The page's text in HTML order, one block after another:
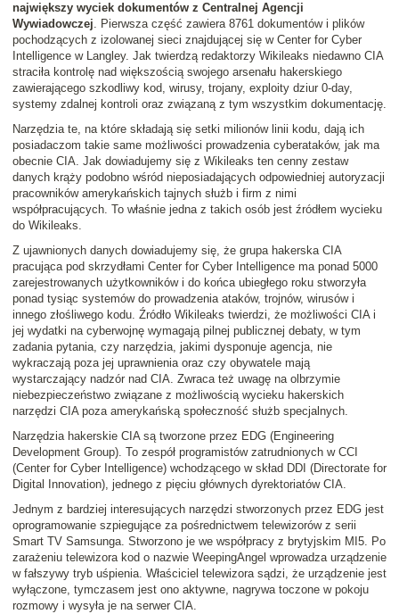
największy wyciek dokumentów z Centralnej Agencji
Wywiadowczej. Pierwsza część zawiera 8761 dokumentów i plików
pochodzących z izolowanej sieci znajdującej się w Center for Cyber
Intelligence w Langley. Jak twierdzą redaktorzy Wikileaks niedawno CIA
straciła kontrolę nad większością swojego arsenału hakerskiego
zawierającego szkodliwy kod, wirusy, trojany, exploity dziur 0-day,
systemy zdalnej kontroli oraz związaną z tym wszystkim dokumentację.
Narzędzia te, na które składają się setki milionów linii kodu, dają ich
posiadaczom takie same możliwości prowadzenia cyberataków, jak ma
obecnie CIA. Jak dowiadujemy się z Wikileaks ten cenny zestaw
danych krąży podobno wśród nieposiadających odpowiedniej autoryzacji
pracowników amerykańskich tajnych służb i firm z nimi
współpracujących. To właśnie jedna z takich osób jest źródłem wycieku
do Wikileaks.
Z ujawnionych danych dowiadujemy się, że grupa hakerska CIA
pracująca pod skrzydłami Center for Cyber Intelligence ma ponad 5000
zarejestrowanych użytkowników i do końca ubiegłego roku stworzyła
ponad tysiąc systemów do prowadzenia ataków, trojnów, wirusów i
innego złośliwego kodu. Źródło Wikileaks twierdzi, że możliwości CIA i
jej wydatki na cyberwojnę wymagają pilnej publicznej debaty, w tym
zadania pytania, czy narzędzia, jakimi dysponuje agencja, nie
wykraczają poza jej uprawnienia oraz czy obywatele mają
wystarczający nadzór nad CIA. Zwraca też uwagę na olbrzymie
niebezpieczeństwo związane z możliwością wycieku hakerskich
narzędzi CIA poza amerykańską społeczność służb specjalnych.
Narzędzia hakerskie CIA są tworzone przez EDG (Engineering
Development Group). To zespół programistów zatrudnionych w CCI
(Center for Cyber Intelligence) wchodzącego w skład DDI (Directorate for
Digital Innovation), jednego z pięciu głównych dyrektoriatów CIA.
Jednym z bardziej interesujących narzędzi stworzonych przez EDG jest
oprogramowanie szpiegujące za pośrednictwem telewizorów z serii
Smart TV Samsunga. Stworzono je we współpracy z brytyjskim MI5. Po
zarażeniu telewizora kod o nazwie WeepingAngel wprowadza urządzenie
w fałszywy tryb uśpienia. Właściciel telewizora sądzi, że urządzenie jest
wyłączone, tymczasem jest ono aktywne, nagrywa toczone w pokoju
rozmowy i wysyła je na serwer CIA.